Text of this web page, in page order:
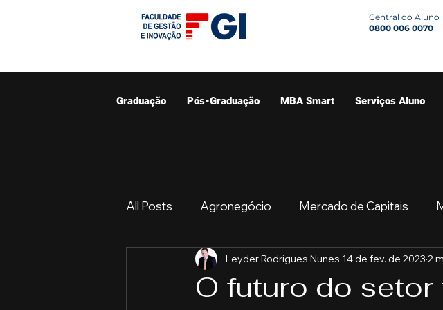
Central do Aluno
0800 006 0070
Graduação Pós-Graduação MBA Smart Serviços Aluno
All Posts Agronegócio Mercado de Capitais
Graduação Resumo do Mercado Sua
O futuro do
Leyder Rodrigues Nunes 14 de fev. de 2023 2